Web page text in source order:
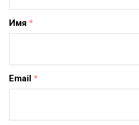
Имя *
Email *